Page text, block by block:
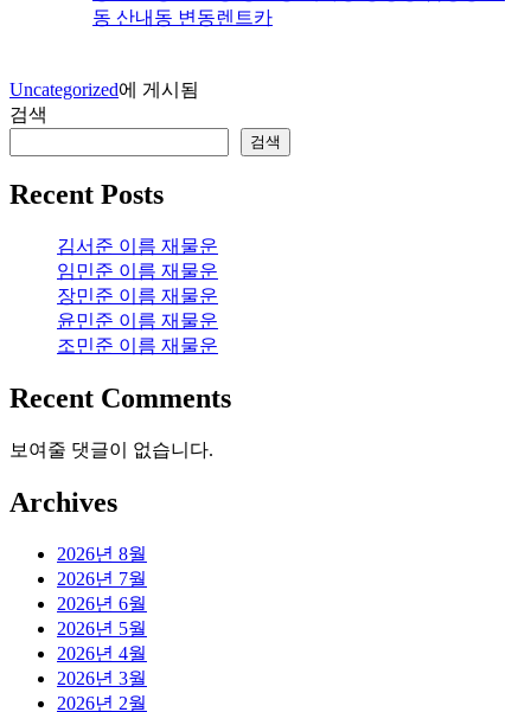
동 산내동 변동렌트카
Uncategorized에 게시됨
검색
검색
Recent Posts
김서준 이름 재물운
임민준 이름 재물운
장민준 이름 재물운
윤민준 이름 재물운
조민준 이름 재물운
Recent Comments
보여줄 댓글이 없습니다.
Archives
2026년 8월
2026년 7월
2026년 6월
2026년 5월
2026년 4월
2026년 3월
2026년 2월